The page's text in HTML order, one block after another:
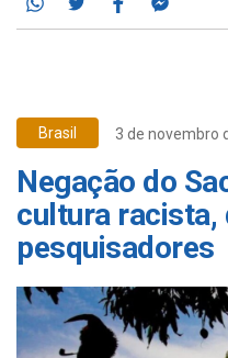
Brasil 3 de novembro
Negação do
cultura racista,
pesquisadores